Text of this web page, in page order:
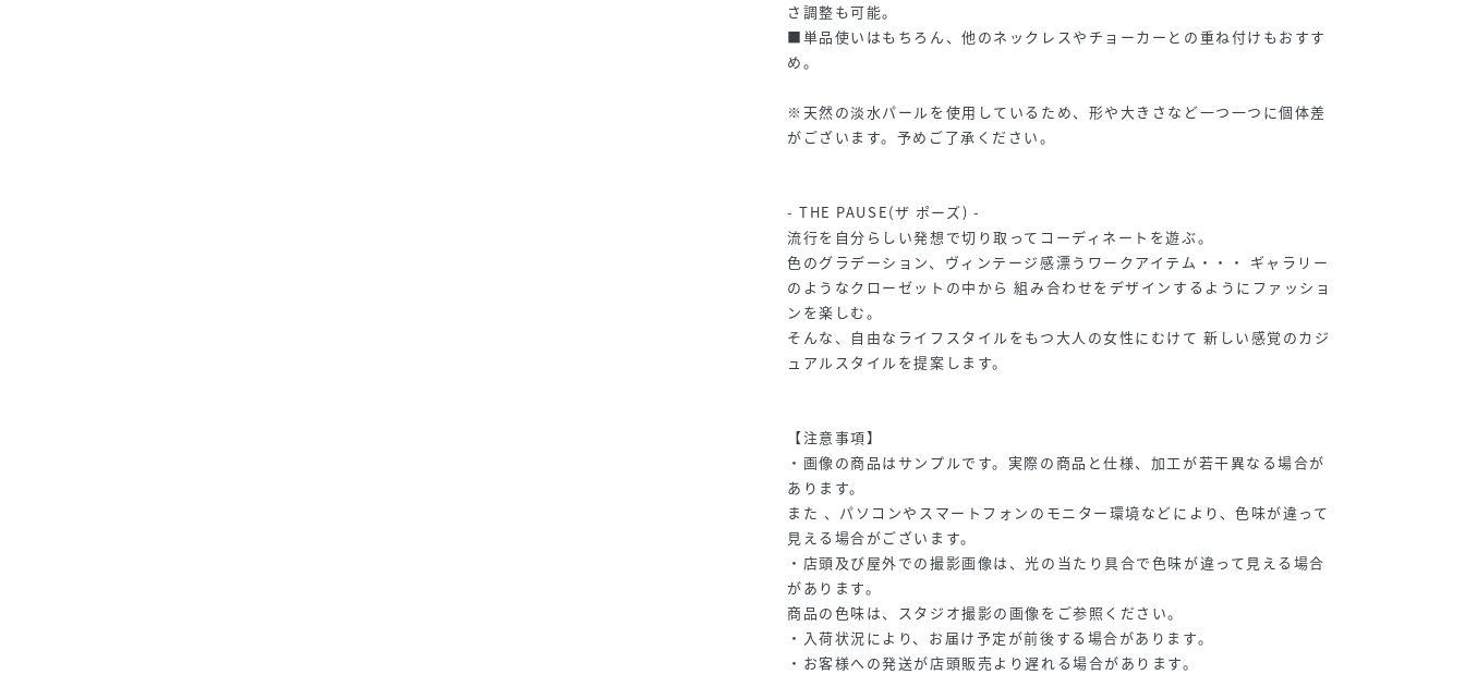
さ調整も可能。
■単品使いはもちろん、他のネックレスやチョーカーとの重ね付けもおすす
め。
※天然の淡水パールを使用しているため、形や大きさなど一つ一つに個体差
がございます。予めご了承ください。
- THE PAUSE(ザ ポーズ) -
流行を自分らしい発想で切り取ってコーディネートを遊ぶ。
色のグラデーション、ヴィンテージ感漂うワークアイテム・・・ ギャラリー
のようなクローゼットの中から 組み合わせをデザインするようにファッショ
ンを楽しむ。
そんな、自由なライフスタイルをもつ大人の女性にむけて 新しい感覚のカジ
ュアルスタイルを提案します。
【注意事項】
・画像の商品はサンプルです。実際の商品と仕様、加工が若干異なる場合が
あります。
また 、パソコンやスマートフォンのモニター環境などにより、色味が違って
見える場合がございます。
・店頭及び屋外での撮影画像は、光の当たり具合で色味が違って見える場合
があります。
商品の色味は、スタジオ撮影の画像をご参照ください。
・入荷状況により、お届け予定が前後する場合があります。
・お客様への発送が店頭販売より遅れる場合があります。